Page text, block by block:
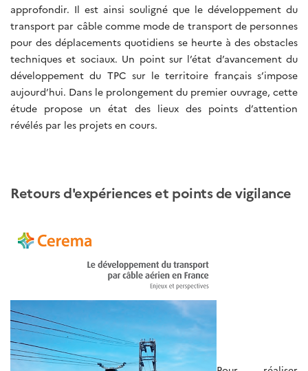
approfondir. Il est ainsi souligné que le développement du
transport par câble comme mode de transport de personnes
pour des déplacements quotidiens se heurte à des obstacles
techniques et sociaux. Un point sur l’état d’avancement du
développement du TPC sur le territoire français s’impose
aujourd’hui. Dans le prolongement du premier ouvrage, cette
étude propose un état des lieux des points d’attention
révélés par les projets en cours.
Retours d'expériences et points de vigilance